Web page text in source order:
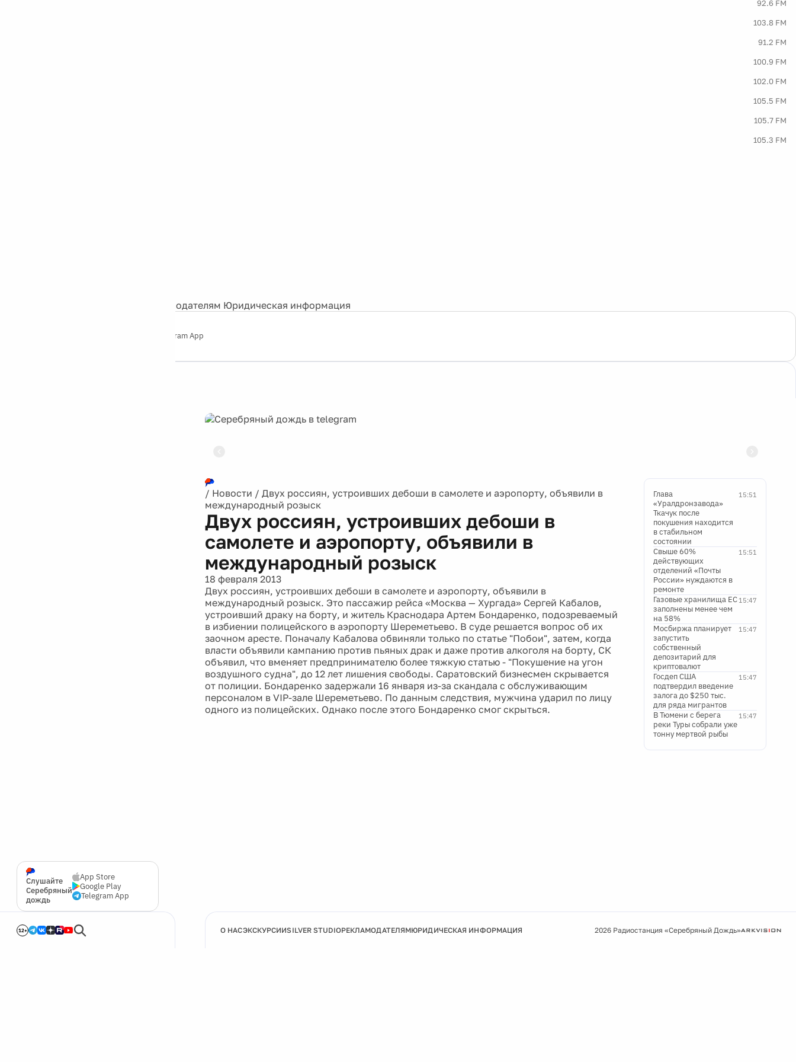
92.6 FM
103.8 FM
91.2 FM
100.9 FM
102.0 FM
105.5 FM
105.7 FM
105.3 FM
Рекламодателям Юридическая информация
Telegram App
Слушайте
Серебряный
дождь
App Store
Google Play
Telegram App
12+
/ Новости / Двух россиян, устроивших дебоши в самолете и аэропорту, объявили в
международный розыск
Двух россиян, устроивших дебоши в
самолете и аэропорту, объявили в
международный розыск
18 февраля 2013
Двух россиян, устроивших дебоши в самолете и аэропорту, объявили в
международный розыск. Это пассажир рейса «Москва — Хургада» Сергей Кабалов,
устроивший драку на борту, и житель Краснодара Артем Бондаренко, подозреваемый
в избиении полицейского в аэропорту Шереметьево. В суде решается вопрос об их
заочном аресте. Поначалу Кабалова обвиняли только по статье "Побои", затем, когда
власти объявили кампанию против пьяных драк и даже против алкоголя на борту, СК
объявил, что вменяет предпринимателю более тяжкую статью - "Покушение на угон
воздушного судна", до 12 лет лишения свободы. Саратовский бизнесмен скрывается
от полиции. Бондаренко задержали 16 января из-за скандала с обслуживающим
персоналом в VIP-зале Шереметьево. По данным следствия, мужчина ударил по лицу
одного из полицейских. Однако после этого Бондаренко смог скрыться.
15:51
Глава
«Уралдронзавода»
Ткачук после
покушения находится
в стабильном
состоянии
15:51
Свыше 60%
действующих
отделений «Почты
России» нуждаются в
ремонте
15:47
Газовые хранилища ЕС
заполнены менее чем
на 58%
15:47
Мосбиржа планирует
запустить
собственный
депозитарий для
криптовалют
15:47
Госдеп США
подтвердил введение
залога до $250 тыс.
для ряда мигрантов
15:47
В Тюмени с берега
реки Туры собрали уже
тонну мертвой рыбы
О НАСЭКСКУРСИИSILVER STUDIOРЕКЛАМОДАТЕЛЯМЮРИДИЧЕСКАЯ ИНФОРМАЦИЯ 2026 Радиостанция «Серебряный Дождь»